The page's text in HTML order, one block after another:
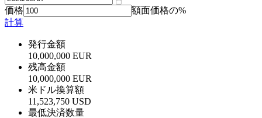
価格
額面価格の%
計算
発行金額
10,000,000 EUR
残高金額
10,000,000 EUR
米ドル換算額
11,523,750 USD
最低決済数量